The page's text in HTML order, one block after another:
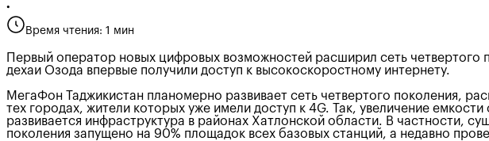
•
Время чтения: 1 мин
Первый оператор новых цифровых возможностей расширил сеть
дехаи Озода впервые получили доступ к высокоскоростному интернету.
МегаФон Таджикистан планомерно развивает сеть четвертого поколения,
тех городах, жители которых уже имели доступ к 4G. Так, увеличение
развивается инфраструктура в районах Хатлонской области. В частности,
поколения запущено на 90% площадок всех базовых станций, а недавно